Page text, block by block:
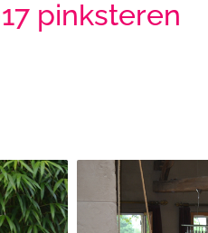
pinksteren